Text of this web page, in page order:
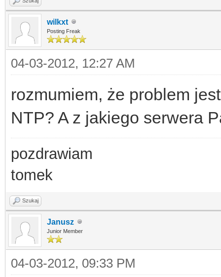
wilkxt
Posting Freak
04-03-2012, 12:27 AM
rozmumiem, że problem
NTP? A z jakiego serwera
pozdrawiam
tomek
Szukaj
Janusz
Junior Member
04-03-2012, 09:33 PM